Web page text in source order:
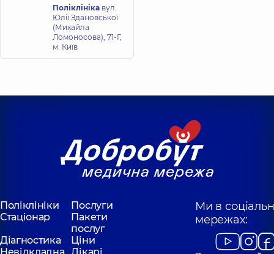
Поліклініка вул.
Юлії Здановської
(Михайла
Ломоносова), 71-Г,
м. Київ
Поліклініки
Послуги
Стаціонар
Пакети
послуг
Діагностика
Ціни
Ми в
мережах: